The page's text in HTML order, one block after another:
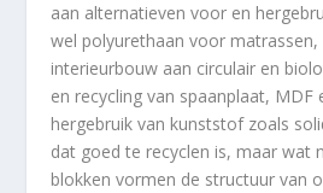
aan alternatieven voor en
wel polyurethaan voor matrassen,
interieurbouw aan circulair en
en recycling van spaanplaat, MDF
hergebruik van kunststof zoals
dat goed te recyclen is, maar wat
blokken vormen de structuur van